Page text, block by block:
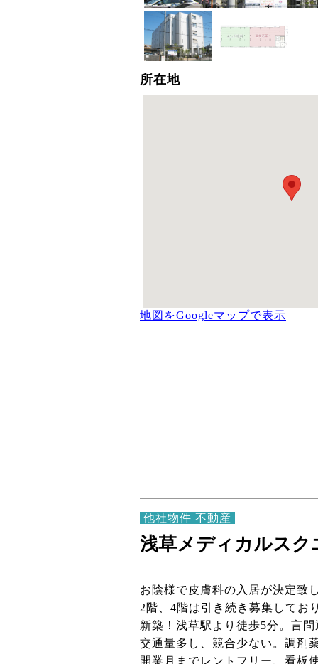
所在地
地図をGoogleマップで表示
他社物件 不動産
浅草メディカルス
お陰様で皮膚科の入居が決定致
2階、4階は引き続き募集してお
新築！浅草駅より徒歩5分。言
交通量多し、競合少ない。調剤
開業月までレントフリー、看板